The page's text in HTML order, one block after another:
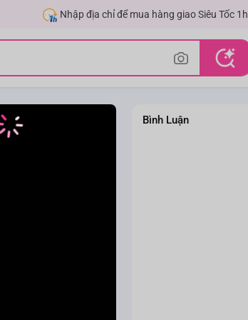
Nhập địa chỉ để mua hàng giao Siêu Tốc 1h
Bình Luận